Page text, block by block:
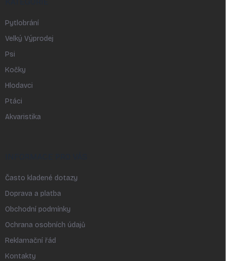
Pytlobrání
Velký Výprodej
Psi
Kočky
Hlodavci
Ptáci
Akvaristika
Často kladené dotazy
Doprava a platba
Obchodní podmínky
Ochrana osobních údajů
Reklamační řád
Kontakty